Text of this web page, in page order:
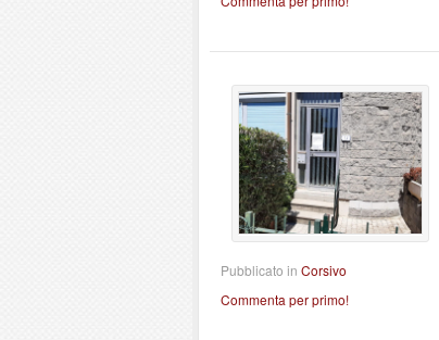
Pubblicato in Corsivo
Commenta per primo!